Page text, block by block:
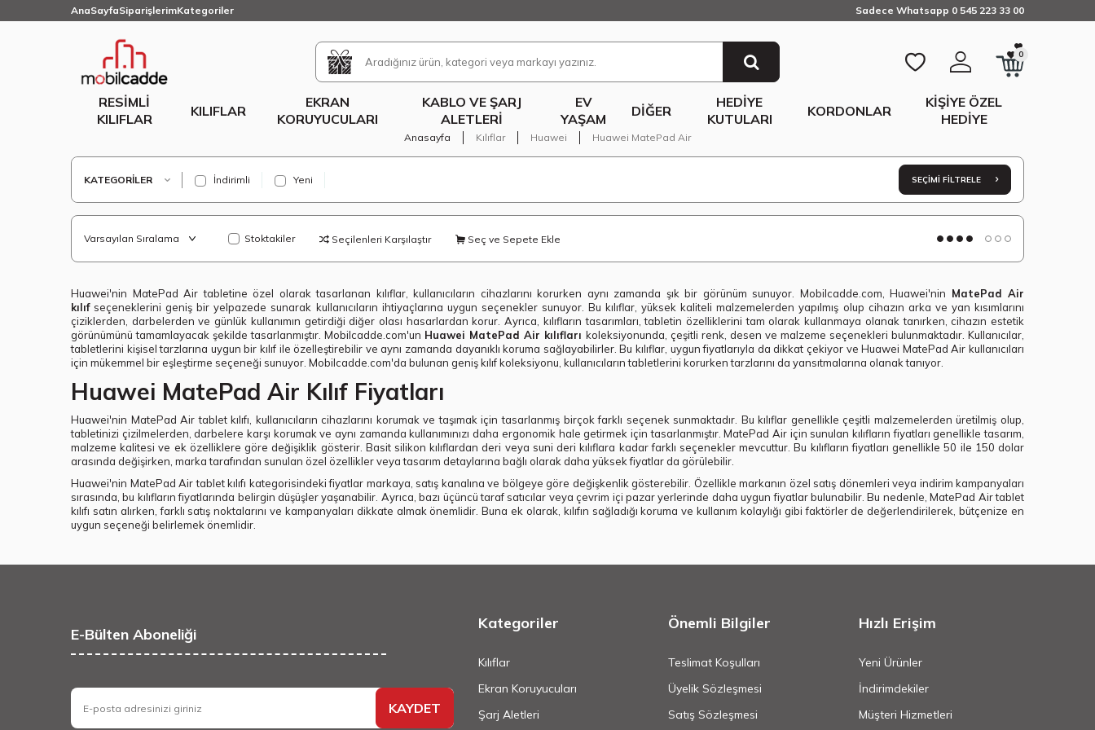
AnaSayfaSiparişlerimKategoriler Sadece Whatsapp 0 545 223 33 00
0
RESIMLI
KILIFLAR
KILIFLAR
EKRAN
KORUYUCULARI
KABLO VE ŞARJ
ALETLERI
EV
YAŞAM
DIĞER
HEDIYE
KUTULARI
KORDONLAR
KIŞIYE ÖZEL
HEDIYE
Anasayfa Kılıflar Huawei Huawei MatePad Air
KATEGORILER İndirimli Yeni SEÇIMI FILTRELE
Stoktakiler Seçilenleri Karşılaştır Seç ve Sepete Ekle
Huawei'nin MatePad Air tabletine özel olarak tasarlanan kılıflar, kullanıcıların cihazlarını korurken aynı zamanda şık bir görünüm sunuyor. Mobilcadde.com, Huawei'nin MatePad Air
kılıfseçeneklerini geniş bir yelpazede sunarak kullanıcıların ihtiyaçlarına uygun seçenekler sunuyor. Bu kılıflar, yüksek kaliteli malzemelerden yapılmış olup cihazın arka ve yan kısımlarını
çiziklerden, darbelerden ve günlük kullanımın getirdiği diğer olası hasarlardan korur. Ayrıca, kılıfların tasarımları, tabletin özelliklerini tam olarak kullanmaya olanak tanırken, cihazın estetik
görünümünü tamamlayacak şekilde tasarlanmıştır. Mobilcadde.com'un Huawei MatePad Air kılıfları koleksiyonunda, çeşitli renk, desen ve malzeme seçenekleri bulunmaktadır. Kullanıcılar,
tabletlerini kişisel tarzlarına uygun bir kılıf ile özelleştirebilir ve aynı zamanda dayanıklı koruma sağlayabilirler. Bu kılıflar, uygun fiyatlarıyla da dikkat çekiyor ve Huawei MatePad Air kullanıcıları
için mükemmel bir eşleştirme seçeneği sunuyor. Mobilcadde.com'da bulunan geniş kılıf koleksiyonu, kullanıcıların tabletlerini korurken tarzlarını da yansıtmalarına olanak tanıyor.
Huawei MatePad Air Kılıf Fiyatları
Huawei'nin MatePad Air tablet kılıfı, kullanıcıların cihazlarını korumak ve taşımak için tasarlanmış birçok farklı seçenek sunmaktadır. Bu kılıflar genellikle çeşitli malzemelerden üretilmiş olup,
tabletinizi çizilmelerden, darbelere karşı korumak ve aynı zamanda kullanımınızı daha ergonomik hale getirmek için tasarlanmıştır. MatePad Air için sunulan kılıfların fiyatları genellikle tasarım,
malzeme kalitesi ve ek özelliklere göre değişiklik gösterir. Basit silikon kılıflardan deri veya suni deri kılıflara kadar farklı seçenekler mevcuttur. Bu kılıfların fiyatları genellikle 50 ile 150 dolar
arasında değişirken, marka tarafından sunulan özel özellikler veya tasarım detaylarına bağlı olarak daha yüksek fiyatlar da görülebilir.
Huawei'nin MatePad Air tablet kılıfı kategorisindeki fiyatlar markaya, satış kanalına ve bölgeye göre değişkenlik gösterebilir. Özellikle markanın özel satış dönemleri veya indirim kampanyaları
sırasında, bu kılıfların fiyatlarında belirgin düşüşler yaşanabilir. Ayrıca, bazı üçüncü taraf satıcılar veya çevrim içi pazar yerlerinde daha uygun fiyatlar bulunabilir. Bu nedenle, MatePad Air tablet
kılıfı satın alırken, farklı satış noktalarını ve kampanyaları dikkate almak önemlidir. Buna ek olarak, kılıfın sağladığı koruma ve kullanım kolaylığı gibi faktörler de değerlendirilerek, bütçenize en
uygun seçeneği belirlemek önemlidir.
E-Bülten Aboneliği
KAYDET
Kategoriler
Kılıflar
Ekran Koruyucuları
Şarj Aletleri
Önemli Bilgiler
Teslimat Koşulları
Üyelik Sözleşmesi
Satış Sözleşmesi
Hızlı Erişim
Yeni Ürünler
İndirimdekiler
Müşteri Hizmetleri